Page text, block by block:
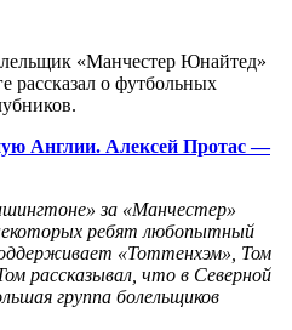
«Манчестер Юнайтед»
рассказал о футбольных
Англии. Алексей Протас —
за «Манчестер»
ребят любопытный
«Тоттенхэм», Том
рассказывал, что в Северной
группа болельщиков